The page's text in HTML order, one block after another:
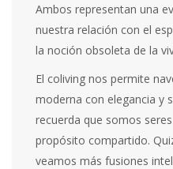
Ambos representan una
nuestra relación con el
la noción obsoleta de la
El coliving nos permite
moderna con elegancia y
recuerda que somos
propósito compartido.
veamos más fusiones